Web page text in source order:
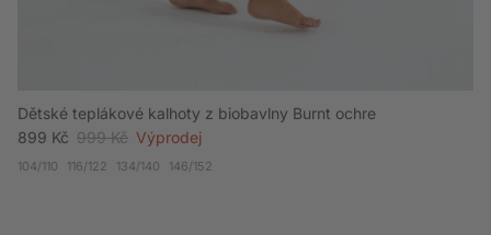
Dětské teplákové kalhoty z biobavlny Burnt ochre
Akční cena
899 Kč Běžná cena
999 Kč Výprodej
104/110 116/122 134/140 146/152